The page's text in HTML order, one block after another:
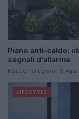
Piano anti-caldo:
segnali d’allarme
Matteo Pellegrino · 9 Ago
LIFESTYLE